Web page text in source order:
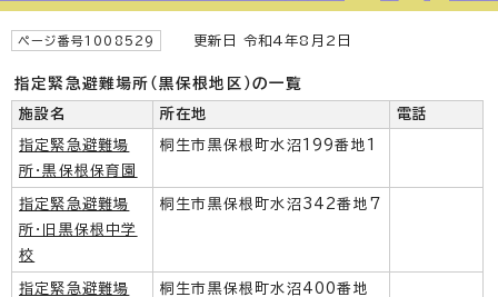
ページ番号1008529 更新日 令和4年8月2日
指定緊急避難場所（黒保根地区）の一覧
施設名 所在地 電話
指定緊急避難場
所・黒保根保育園
桐生市黒保根町水沼199番地1
指定緊急避難場
所・旧黒保根中学
校
桐生市黒保根町水沼342番地7
指定緊急避難場
桐生市黒保根町水沼400番地